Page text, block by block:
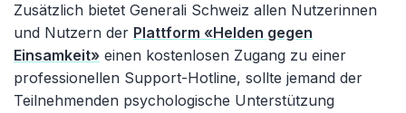
Zusätzlich bietet Generali Schweiz allen Nutzerinnen
und Nutzern der Plattform «Helden gegen
Einsamkeit» einen kostenlosen Zugang zu einer
professionellen Support-Hotline, sollte jemand der
Teilnehmenden psychologische Unterstützung